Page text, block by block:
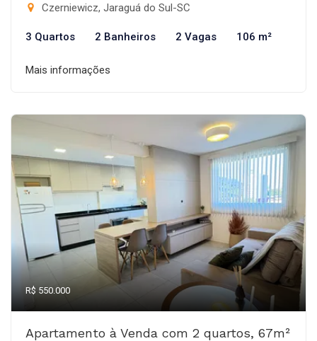
Czerniewicz, Jaraguá do Sul-SC
3 Quartos 2 Banheiros 2 Vagas 106 m²
Mais informações
R$ 550.000
Apartamento à Venda com 2 quartos, 67m²